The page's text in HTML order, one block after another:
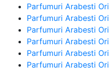
Parfumuri Arabesti
Parfumuri Arabesti
Parfumuri Arabesti
Parfumuri Arabesti
Parfumuri Arabesti
Parfumuri Arabesti